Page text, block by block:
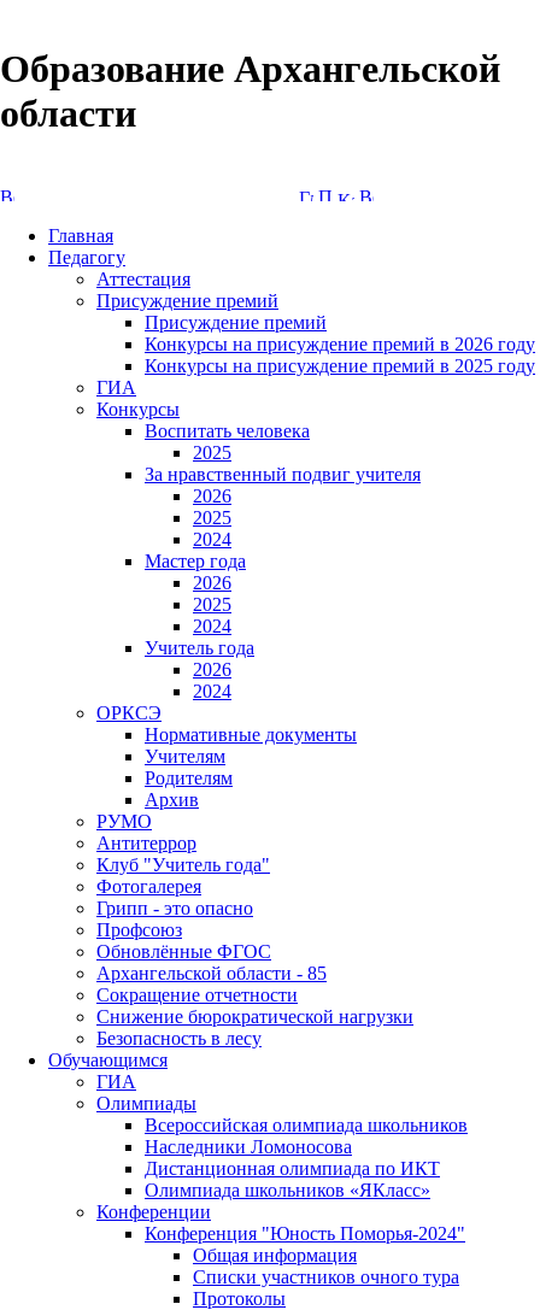
Образование Архангельской
области
Главная
Педагогу
Аттестация
Присуждение премий
Присуждение премий
Конкурсы на присуждение премий в 2026 году
Конкурсы на присуждение премий в 2025 году
ГИА
Конкурсы
Воспитать человека
2025
За нравственный подвиг учителя
2026
2025
2024
Мастер года
2026
2025
2024
Учитель года
2026
2024
ОРКСЭ
Нормативные документы
Учителям
Родителям
Архив
РУМО
Антитеррор
Клуб "Учитель года"
Фотогалерея
Грипп - это опасно
Профсоюз
Обновлённые ФГОС
Архангельской области - 85
Сокращение отчетности
Снижение бюрократической нагрузки
Безопасность в лесу
Обучающимся
ГИА
Олимпиады
Всероссийская олимпиада школьников
Наследники Ломоносова
Дистанционная олимпиада по ИКТ
Олимпиада школьников «ЯКласс»
Конференции
Конференция "Юность Поморья-2024"
Общая информация
Списки участников очного тура
Протоколы